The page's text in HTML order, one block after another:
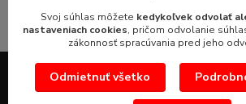
Svoj súhlas môžete kedykoľvek odvolať
nastaveniach cookies, pričom odvolanie
zákonnosť spracúvania pred jeho
Odmietnuť všetko